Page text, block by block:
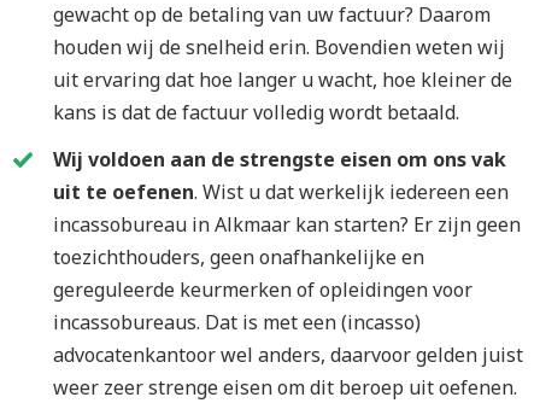
gewacht op de betaling van uw factuur? Daarom
houden wij de snelheid erin. Bovendien weten wij
uit ervaring dat hoe langer u wacht, hoe kleiner de
kans is dat de factuur volledig wordt betaald.
Wij voldoen aan de strengste eisen om ons vak
uit te oefenen. Wist u dat werkelijk iedereen een
incassobureau in Alkmaar kan starten? Er zijn geen
toezichthouders, geen onafhankelijke en
gereguleerde keurmerken of opleidingen voor
incassobureaus. Dat is met een (incasso)
advocatenkantoor wel anders, daarvoor gelden juist
weer zeer strenge eisen om dit beroep uit oefenen.